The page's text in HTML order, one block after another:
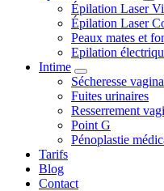
Épilation Laser
Épilation Laser
Peaux mates et
Epilation
Intime
Sécheresse
Fuites urinaires
Resserrement
Point G
Pénoplastie
Tarifs
Blog
Contact